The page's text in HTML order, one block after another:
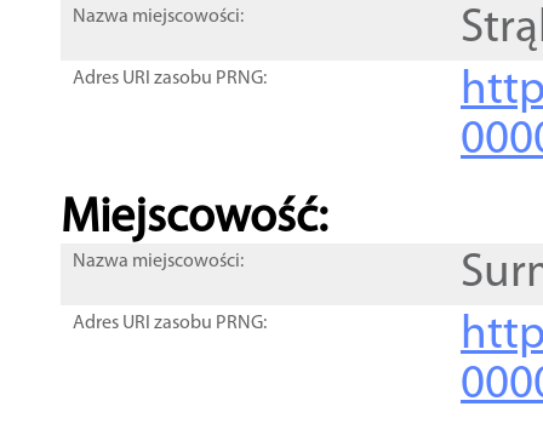
Nazwa miejscowości:
Adres URI zasobu PRNG:
Miejscowość:
Nazwa miejscowości:
Adres URI zasobu PRNG: